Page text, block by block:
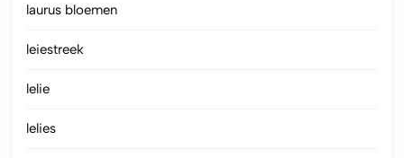
laurus bloemen
leiestreek
lelie
lelies